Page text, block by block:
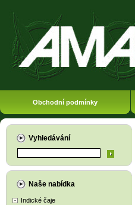
Obchodní podmínky
Vyhledávání
Naše nabídka
Indické čaje